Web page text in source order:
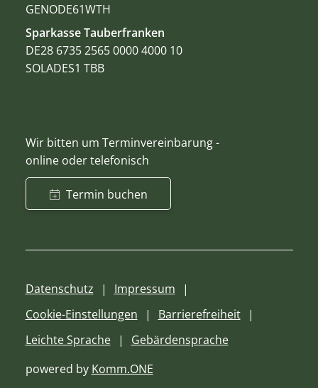
GENODE61WTH
Sparkasse Tauberfranken
DE28 6735 2565 0000 4000 10
SOLADES1 TBB
Wir bitten um Terminvereinbarung -
online oder telefonisch
Termin buchen
Datenschutz
Impressum
Cookie-Einstellungen
Barrierefreiheit
Leichte Sprache
Gebärdensprache
powered by Komm.ONE